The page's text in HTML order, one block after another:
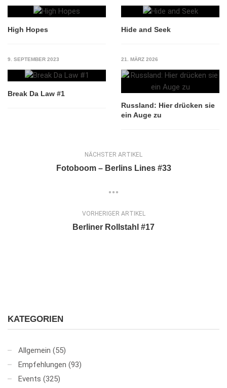
High Hopes Hide and Seek
9. SEPTEMBER 2023
Break Da Law #1
21. MÄRZ 2026
Russland: Hier drücken sie
ein Auge zu
NÄCHSTER ARTIKEL
Fotoboom – Berlins Lines #33
VORHERIGER ARTIKEL
Berliner Rollstahl #17
KATEGORIEN
Allgemein (55)
Empfehlungen (93)
Events (325)